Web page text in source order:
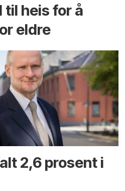
heis for å
eldre
2,6 prosent i